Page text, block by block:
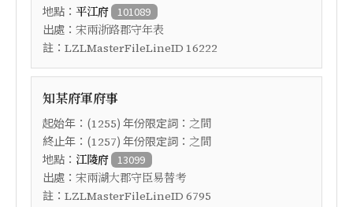
地點： 平江府 101089
出處： 宋兩浙路郡守年表
註： LZLMasterFileLineID 16222
知某府軍府事
起始年：(1255) 年份限定詞： 之間
終止年：(1257) 年份限定詞： 之間
地點： 江陵府 13099
出處： 宋兩湖大郡守臣易替考
註： LZLMasterFileLineID 6795